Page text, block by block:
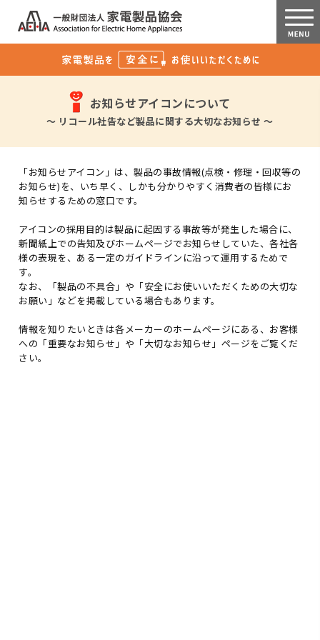
お知らせアイコンについて
～ リコール社告など製品に関する大切なお知らせ ～
「お知らせアイコン」は、製品の事故情報(点検・修理・回収等の
お知らせ)を、いち早く、しかも分かりやすく消費者の皆様にお
知らせするための窓口です。
アイコンの採用目的は製品に起因する事故等が発生した場合に、
新聞紙上での告知及びホームページでお知らせしていた、各社各
様の表現を、ある一定のガイドラインに沿って運用するためで
す。
なお、「製品の不具合」や「安全にお使いいただくための大切な
お願い」などを掲載している場合もあります。
情報を知りたいときは各メーカーのホームページにある、お客様
への「重要なお知らせ」や「大切なお知らせ」ページをご覧くだ
さい。